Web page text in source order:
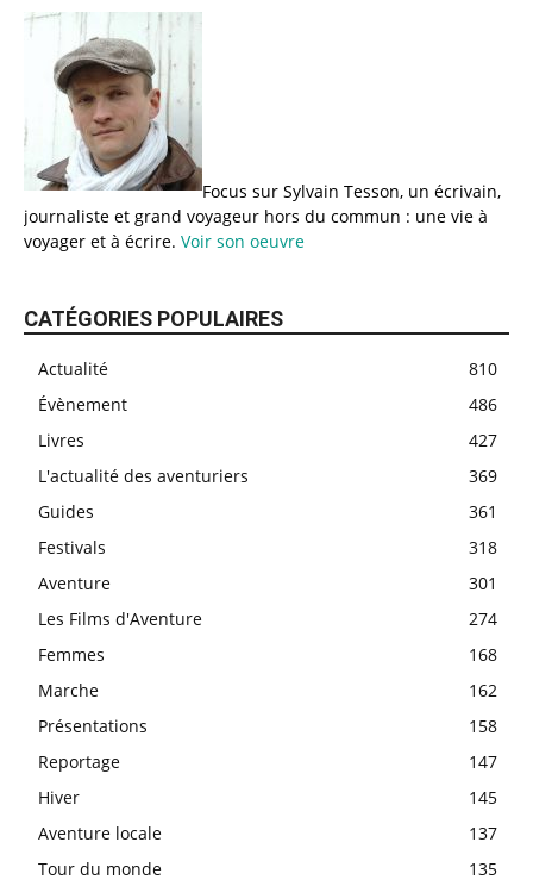
Focus sur Sylvain Tesson, un écrivain,
journaliste et grand voyageur hors du commun : une vie à
voyager et à écrire. Voir son oeuvre
CATÉGORIES POPULAIRES
Actualité
810
Évènement
486
Livres
427
L'actualité des aventuriers
369
Guides
361
Festivals
318
Aventure
301
Les Films d'Aventure
274
Femmes
168
Marche
162
Présentations
158
Reportage
147
Hiver
145
Aventure locale
137
Tour du monde
135